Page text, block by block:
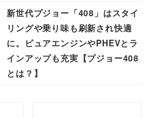
新世代プジョー「408」はスタイ
リングや乗り味も刷新され快適
に。ピュアエンジンやPHEVとラ
インアップも充実【プジョー408
とは？】